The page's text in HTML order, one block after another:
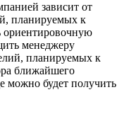
зависит от
планируемых к
ориентировочную
менеджеру
планируемых к
ближайшего
можно будет получить